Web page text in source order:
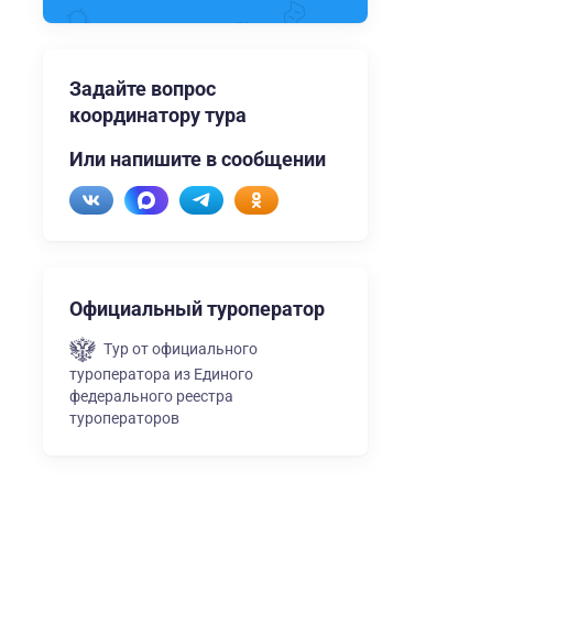
Задайте вопрос
координатору тура
Или напишите в сообщении
Официальный туроператор
Тур от официального
туроператора из Единого
федерального реестра
туроператоров